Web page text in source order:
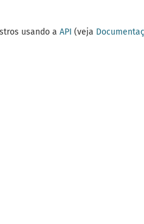
usando a API (veja